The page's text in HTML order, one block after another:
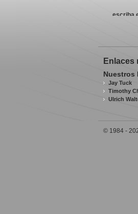
escriba
Enlaces
Nuestros
Jay Tuck
Timothy
Ulrich
© 1984 -